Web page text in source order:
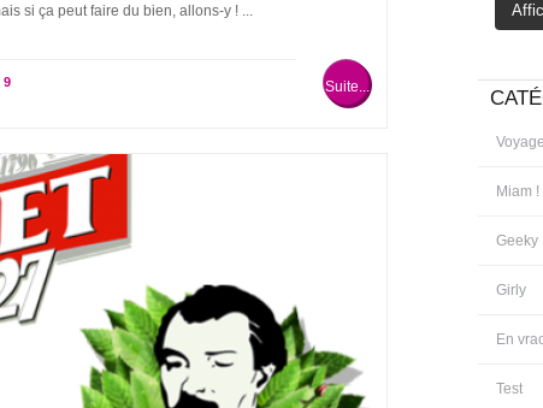
si ça peut faire du bien, allons-y ! ...
Suite...
9
Miam !
Geeky
Girly
En
Test